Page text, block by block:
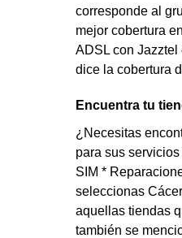
corresponde al
mejor cobertura
ADSL con
dice la cobertura
Encuentra tu
¿Necesitas
para sus
SIM *
seleccionas
aquellas tiendas
también se